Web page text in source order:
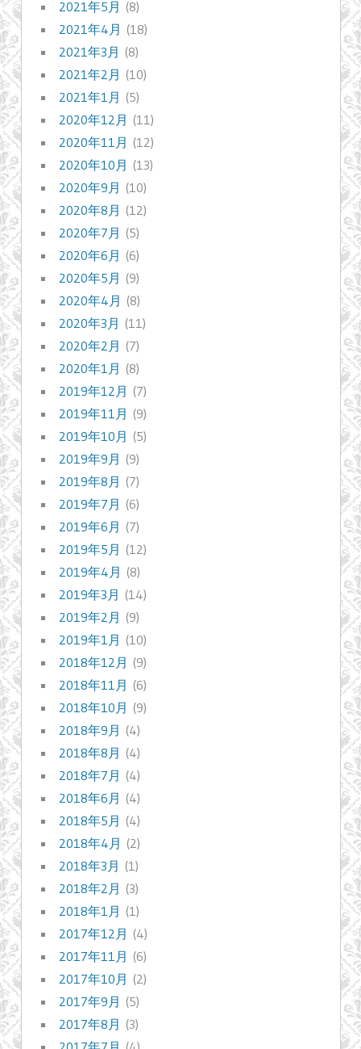
2021年5月 (8)
2021年4月 (18)
2021年3月 (8)
2021年2月 (10)
2021年1月 (5)
2020年12月 (11)
2020年11月 (12)
2020年10月 (13)
2020年9月 (10)
2020年8月 (12)
2020年7月 (5)
2020年6月 (6)
2020年5月 (9)
2020年4月 (8)
2020年3月 (11)
2020年2月 (7)
2020年1月 (8)
2019年12月 (7)
2019年11月 (9)
2019年10月 (5)
2019年9月 (9)
2019年8月 (7)
2019年7月 (6)
2019年6月 (7)
2019年5月 (12)
2019年4月 (8)
2019年3月 (14)
2019年2月 (9)
2019年1月 (10)
2018年12月 (9)
2018年11月 (6)
2018年10月 (9)
2018年9月 (4)
2018年8月 (4)
2018年7月 (4)
2018年6月 (4)
2018年5月 (4)
2018年4月 (2)
2018年3月 (1)
2018年2月 (3)
2018年1月 (1)
2017年12月 (4)
2017年11月 (6)
2017年10月 (2)
2017年9月 (5)
2017年8月 (3)